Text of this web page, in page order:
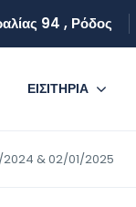
94 , Ρόδος
ΕΙΣΙΤΗΡΙΑ
2024 & 02/01/2025